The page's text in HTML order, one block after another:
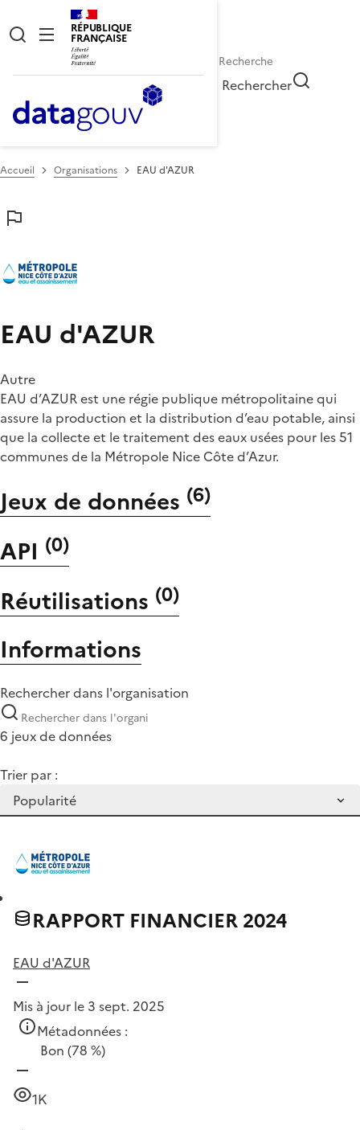
RÉPUBLIQUE
FRANÇAISE
Rechercher
Accueil Organisations EAU d'AZUR
EAU d'AZUR
Autre
EAU d’AZUR est une régie publique métropolitaine qui
assure la production et la distribution d’eau potable, ainsi
que la collecte et le traitement des eaux usées pour les 51
communes de la Métropole Nice Côte d’Azur.
Jeux de données (6)
API (0)
Réutilisations (0)
Informations
Rechercher dans l'organisation
6 jeux de données
Trier par :
RAPPORT FINANCIER 2024
EAU d'AZUR
Mis à jour le 3 sept. 2025
Métadonnées :
Bon (78 %)
1K